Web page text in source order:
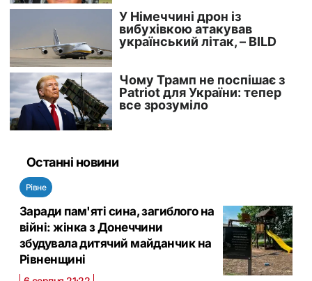
Останні новини
Рівне
Заради пам'яті сина, загиблого на
війні: жінка з Донеччини
збудувала дитячий майданчик на
Рівненщині